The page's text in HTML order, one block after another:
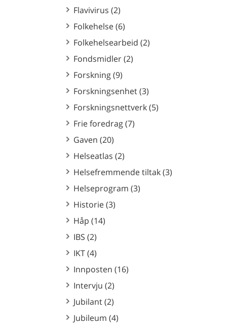
Flavivirus (2)
Folkehelse (6)
Folkehelsearbeid (2)
Fondsmidler (2)
Forskning (9)
Forskningsenhet (3)
Forskningsnettverk (5)
Frie foredrag (7)
Gaven (20)
Helseatlas (2)
Helsefremmende tiltak (3)
Helseprogram (3)
Historie (3)
Håp (14)
IBS (2)
IKT (4)
Innposten (16)
Intervju (2)
Jubilant (2)
Jubileum (4)